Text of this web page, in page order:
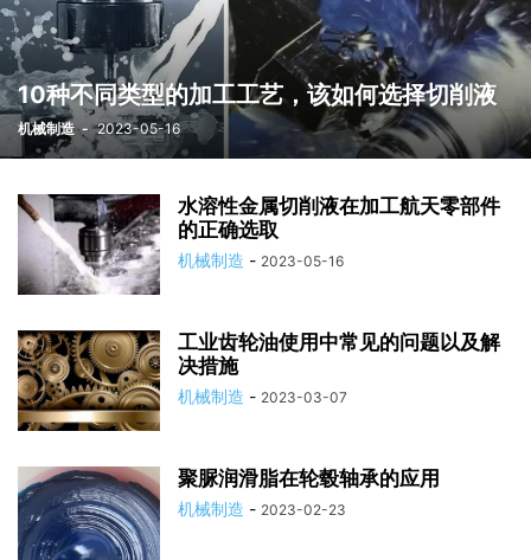
10种不同类型的加工工艺，该如何选择切削液
机械制造 - 2023-05-16
水溶性金属切削液在加工航天零部件
的正确选取
机械制造 - 2023-05-16
工业齿轮油使用中常见的问题以及解
决措施
机械制造 - 2023-03-07
聚脲润滑脂在轮毂轴承的应用
机械制造 - 2023-02-23